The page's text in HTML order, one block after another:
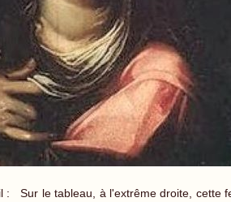
: Sur le tableau, à l'extrême droite, cette